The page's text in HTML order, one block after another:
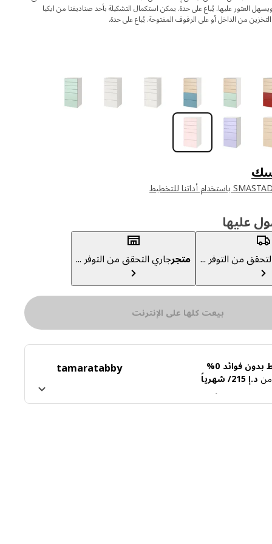
العثور عليها. يُباع على حدة. يمكن استكمال التشكيلة بأحد صناديقنا من ايكيا
من الداخل أو على الرفوف المفتوحة. يُباع على حدة.
عليها
من التوفر ... متجرجاري التحقق من التوفر ...
بيعت كلها على الإنترنت
فوائد 0%
من د.إ 215/ شهرياً
tabby
tamara